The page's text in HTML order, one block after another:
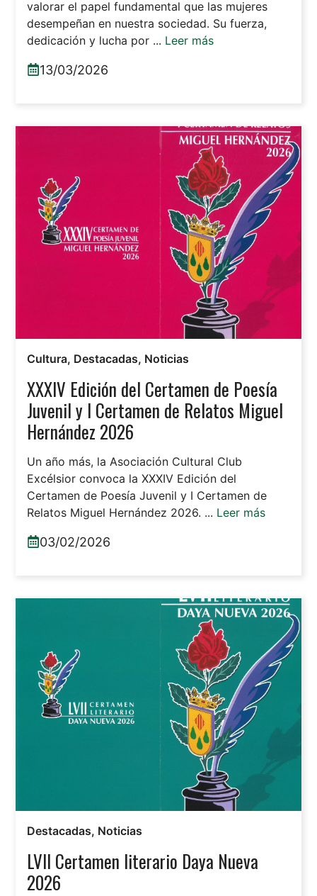
valorar el papel fundamental que las mujeres
desempeñan en nuestra sociedad. Su fuerza,
dedicación y lucha por ... Leer más
13/03/2026
Cultura, Destacadas, Noticias
XXXIV Edición del Certamen de Poesía
Juvenil y I Certamen de Relatos Miguel
Hernández 2026
Un año más, la Asociación Cultural Club
Excélsior convoca la XXXIV Edición del
Certamen de Poesía Juvenil y I Certamen de
Relatos Miguel Hernández 2026. ... Leer más
03/02/2026
Destacadas, Noticias
LVII Certamen literario Daya Nueva
2026